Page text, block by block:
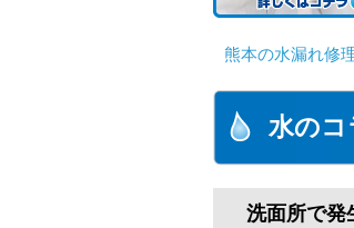
熊本の水漏れ修
水のコ
洗面所で発